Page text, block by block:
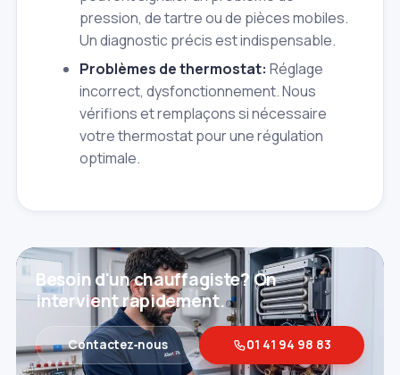
pression, de tartre ou de pièces mobiles.
Un diagnostic précis est indispensable.
Problèmes de thermostat: Réglage
incorrect, dysfonctionnement. Nous
vérifions et remplaçons si nécessaire
votre thermostat pour une régulation
optimale.
Besoin d'un chauffagiste? On
intervient rapidement.
Contactez‑nous 01 41 94 98 83